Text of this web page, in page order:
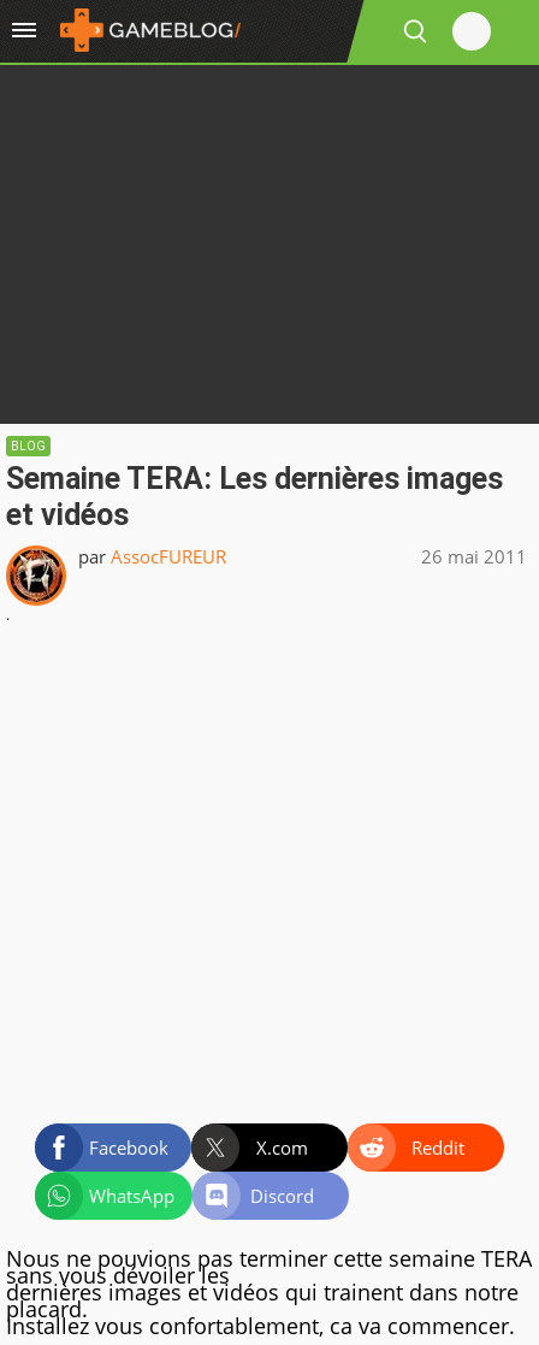
BLOG
Semaine TERA: Les dernières images
et vidéos
par AssocFUREUR 26 mai 2011
.
Facebook X.com
Reddit
WhatsApp
Discord
Nous ne pouvions pas terminer cette semaine TERA
sans vous dévoiler les
dernières images et vidéos qui trainent dans notre
placard.
Installez vous confortablement, ca va commencer.